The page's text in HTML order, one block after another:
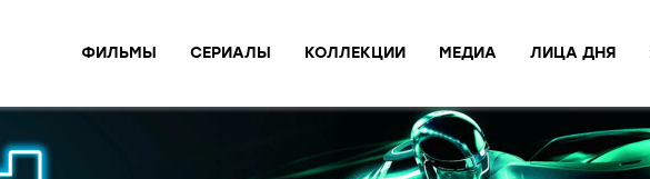
ФИЛЬМЫ СЕРИАЛЫ КОЛЛЕКЦИИ МЕДИА ЛИЦА ДНЯ